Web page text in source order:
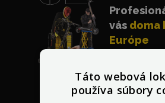
vás doma
Európe
Táto webová
používa súbory